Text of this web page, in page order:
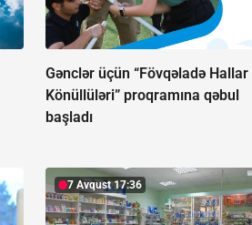
Gənclər üçün “Fövqəladə Hallar
Könüllüləri” proqramına qəbul
başladı
7 Avqust 17:36